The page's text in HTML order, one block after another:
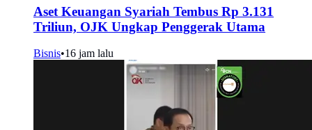
Aset Keuangan Syariah Tembus Rp 3.131
Triliun, OJK Ungkap Penggerak Utama
Bisnis•16 jam lalu